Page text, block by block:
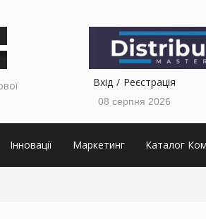
Вхід Реєстрація
08 серпня 2026
Інновації Маркетинг Каталог